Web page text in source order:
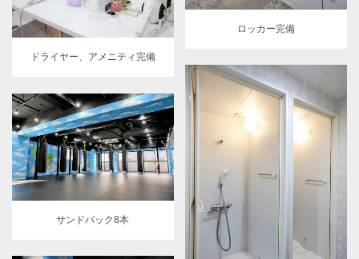
ロッカー完備
ドライヤー、アメニティ完備
サンドバック8本